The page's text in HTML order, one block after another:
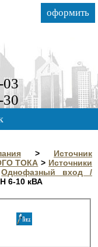
оформить
03
30
> Источник
ТОКА > Источники
Однофазный вход /
6-10 кВА